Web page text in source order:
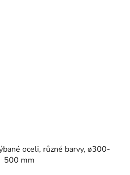
oceli, různé barvy, ø300-
500 mm